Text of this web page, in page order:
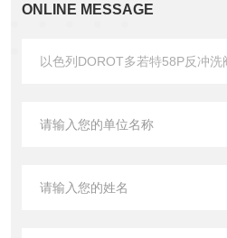
ONLINE MESSAGE